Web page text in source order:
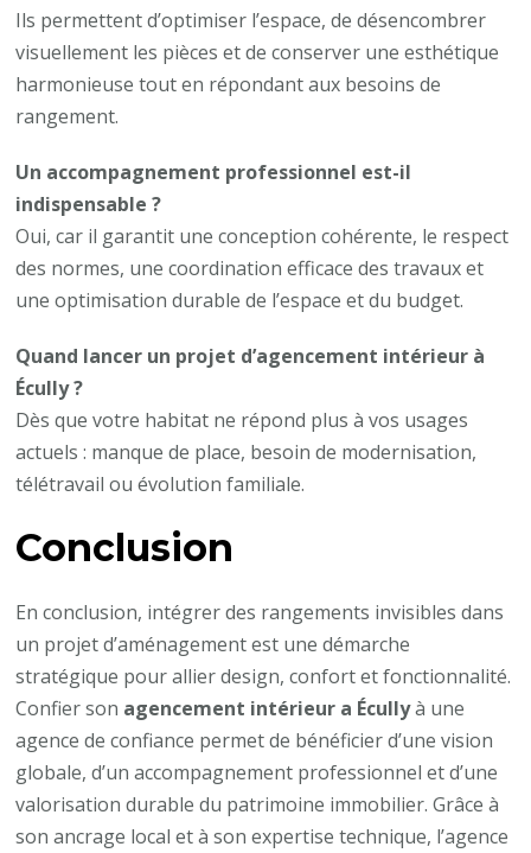
Ils permettent d’optimiser l’espace, de désencombrer
visuellement les pièces et de conserver une esthétique
harmonieuse tout en répondant aux besoins de
rangement.
Un accompagnement professionnel est-il
indispensable ?
Oui, car il garantit une conception cohérente, le respect
des normes, une coordination efficace des travaux et
une optimisation durable de l’espace et du budget.
Quand lancer un projet d’agencement intérieur à
Écully ?
Dès que votre habitat ne répond plus à vos usages
actuels : manque de place, besoin de modernisation,
télétravail ou évolution familiale.
Conclusion
En conclusion, intégrer des rangements invisibles dans
un projet d’aménagement est une démarche
stratégique pour allier design, confort et fonctionnalité.
Confier son agencement intérieur a Écullyà une
agence de confiance permet de bénéficier d’une vision
globale, d’un accompagnement professionnel et d’une
valorisation durable du patrimoine immobilier. Grâce à
son ancrage local et à son expertise technique, l’agence